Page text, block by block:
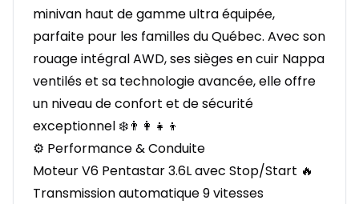
minivan haut de gamme ultra équipée,
parfaite pour les familles du Québec. Avec son
rouage intégral AWD, ses sièges en cuir Nappa
ventilés et sa technologie avancée, elle offre
un niveau de confort et de sécurité
exceptionnel ❄️👨‍👩‍👧‍👦
⚙️ Performance & Conduite
Moteur V6 Pentastar 3.6L avec Stop/Start 🔥
Transmission automatique 9 vitesses